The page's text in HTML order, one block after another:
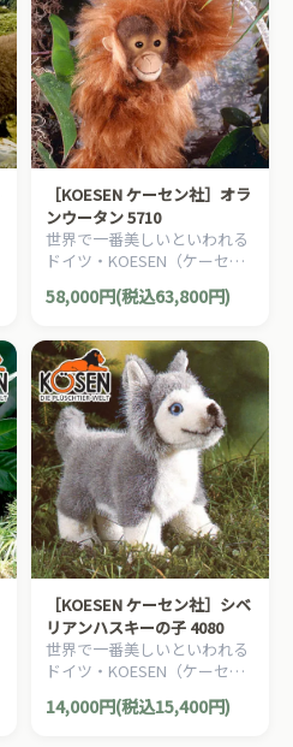
［KOESEN ケーセン社］オラ
ンウータン 5710
世界で一番美しいといわれる
ドイツ・KOESEN（ケーセン
社）の動物のぬいぐるみ。愛
らしい表情のオランウータン
58,000円(税込63,800円)
［KOESEN ケーセン社］シベ
リアンハスキーの子 4080
世界で一番美しいといわれる
ドイツ・KOESEN（ケーセン
社）の動物のぬいぐるみ。愛
らしい表情の犬（イヌ/いぬ）
14,000円(税込15,400円)